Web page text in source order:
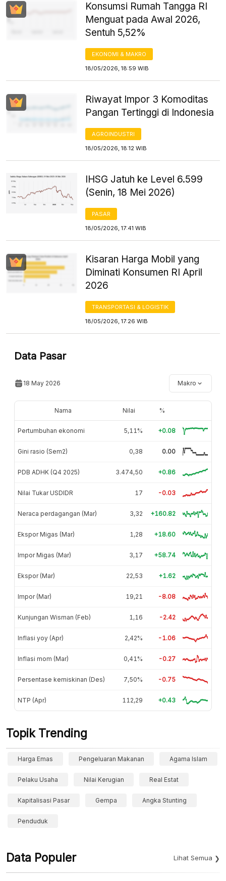
Konsumsi Rumah Tangga RI
Menguat pada Awal 2026,
Sentuh 5,52%
EKONOMI & MAKRO
18/05/2026, 18:59 WIB
Riwayat Impor 3 Komoditas
Pangan Tertinggi di Indonesia
AGROINDUSTRI
18/05/2026, 18:12 WIB
IHSG Jatuh ke Level 6.599
(Senin, 18 Mei 2026)
PASAR
18/05/2026, 17:41 WIB
Kisaran Harga Mobil yang
Diminati Konsumen RI April
2026
TRANSPORTASI & LOGISTIK
18/05/2026, 17:26 WIB
Data Pasar
18 May 2026 Makro
Nama Nilai %
Pertumbuhan ekonomi 5,11% +0.08
Gini rasio (Sem2) 0,38 0.00
PDB ADHK (Q4 2025) 3.474,50 +0.86
Nilai Tukar USDIDR 17 -0.03
Neraca perdagangan (Mar) 3,32 +160.82
Ekspor Migas (Mar) 1,28 +18.60
Impor Migas (Mar) 3,17 +58.74
Ekspor (Mar) 22,53 +1.62
Impor (Mar) 19,21 -8.08
Kunjungan Wisman (Feb) 1,16 -2.42
Inflasi yoy (Apr) 2,42% -1.06
Inflasi mom (Mar) 0,41% -0.27
Persentase kemiskinan (Des) 7,50% -0.75
NTP (Apr) 112,29 +0.43
Topik Trending
Harga Emas Pengeluaran Makanan Agama Islam
Pelaku Usaha Nilai Kerugian Real Estat
Kapitalisasi Pasar Gempa Angka Stunting
Penduduk
Data Populer Lihat Semua